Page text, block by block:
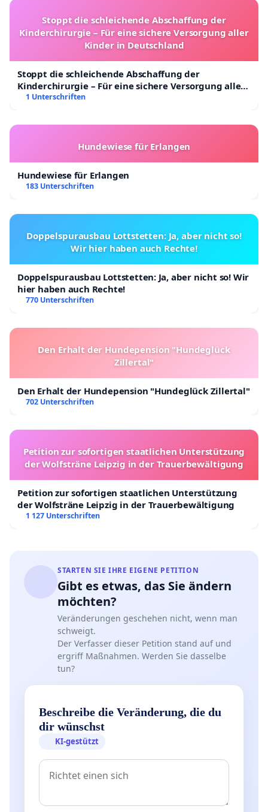
Stoppt die schleichende Abschaffung der
Kinderchirurgie – Für eine sichere Versorgung aller
Kinder in Deutschland
Stoppt die schleichende Abschaffung der
Kinderchirurgie – Für eine sichere Versorgung aller
Kinder in Deutschland
1 Unterschriften
Hundewiese für Erlangen
Hundewiese für Erlangen
183 Unterschriften
Doppelspurausbau Lottstetten: Ja, aber nicht so!
Wir hier haben auch Rechte!
Doppelspurausbau Lottstetten: Ja, aber nicht so! Wir
hier haben auch Rechte!
770 Unterschriften
Den Erhalt der Hundepension "Hundeglück
Zillertal"
Den Erhalt der Hundepension "Hundeglück Zillertal"
702 Unterschriften
Petition zur sofortigen staatlichen Unterstützung
der Wolfsträne Leipzig in der Trauerbewältigung
Petition zur sofortigen staatlichen Unterstützung
der Wolfsträne Leipzig in der Trauerbewältigung
1 127 Unterschriften
STARTEN SIE IHRE EIGENE PETITION
Gibt es etwas, das Sie ändern
möchten?
Veränderungen geschehen nicht, wenn man
schweigt.
Der Verfasser dieser Petition stand auf und
ergriff Maßnahmen. Werden Sie dasselbe
tun?
Beschreibe die Veränderung, die du
dir wünschst
KI-gestützt